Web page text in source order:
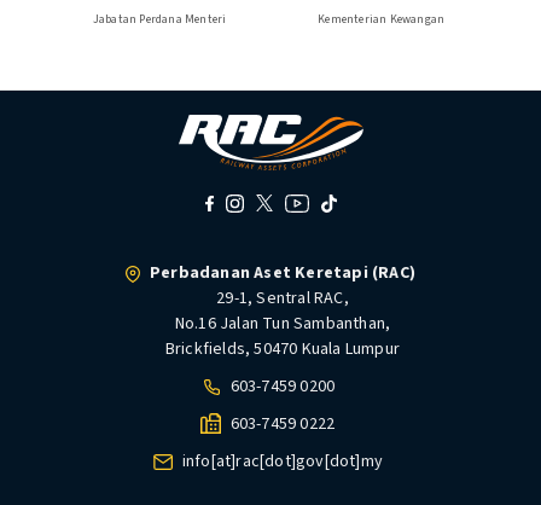
Jabatan Perdana Menteri Kementerian Kewangan
Perbadanan Aset Keretapi (RAC)
29-1, Sentral RAC,
No.16 Jalan Tun Sambanthan,
Brickfields, 50470 Kuala Lumpur
603-7459 0200
603-7459 0222
info[at]rac[dot]gov[dot]my